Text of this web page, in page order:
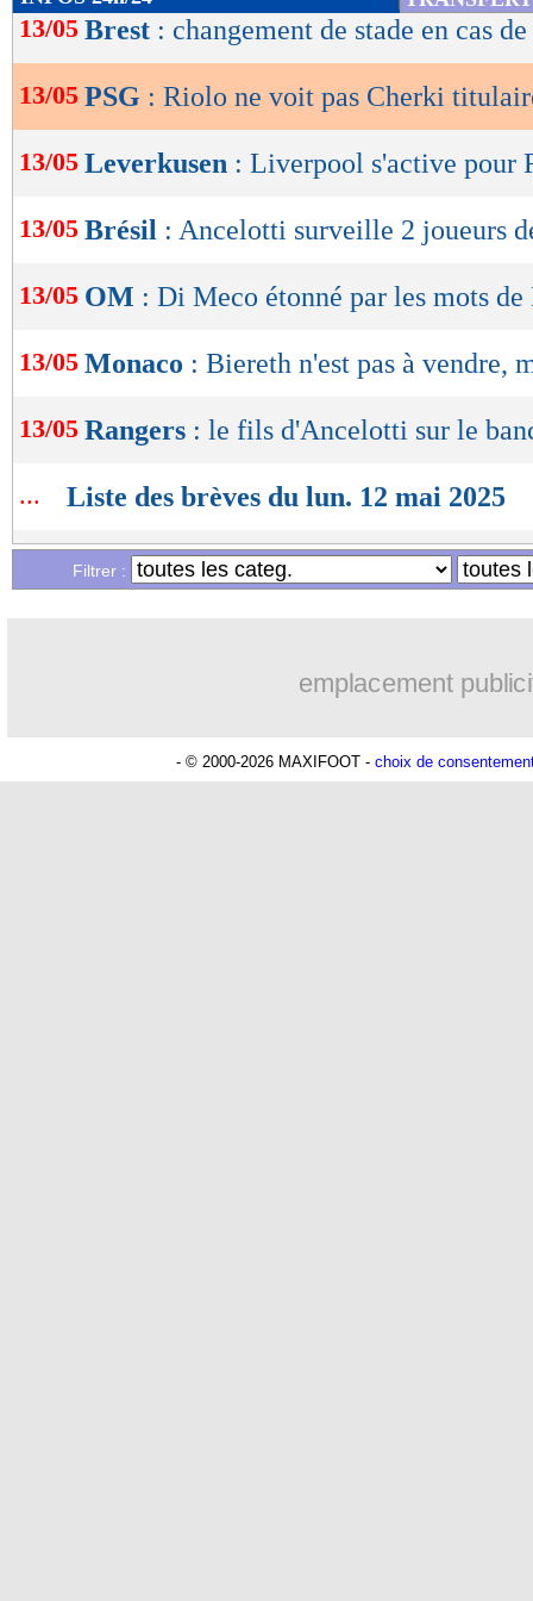
de
OK
13/05 Brest : changement de stade en cas
13/05 PSG : Riolo ne voit pas Cherki
13/05 Leverkusen : Liverpool s'active pour
13/05 Brésil : Ancelotti surveille 2 joueurs
13/05 OM : Di Meco étonné par les mots
13/05 Monaco : Biereth n'est pas à vendre,
13/05 Rangers : le fils d'Ancelotti sur le
... Liste des brèves du lun. 12 mai 2025
Liste des brèves du dim. 11 mai 2025
Filtrer :
emplacement
- © 2000-2026 MAXIFOOT - choix de